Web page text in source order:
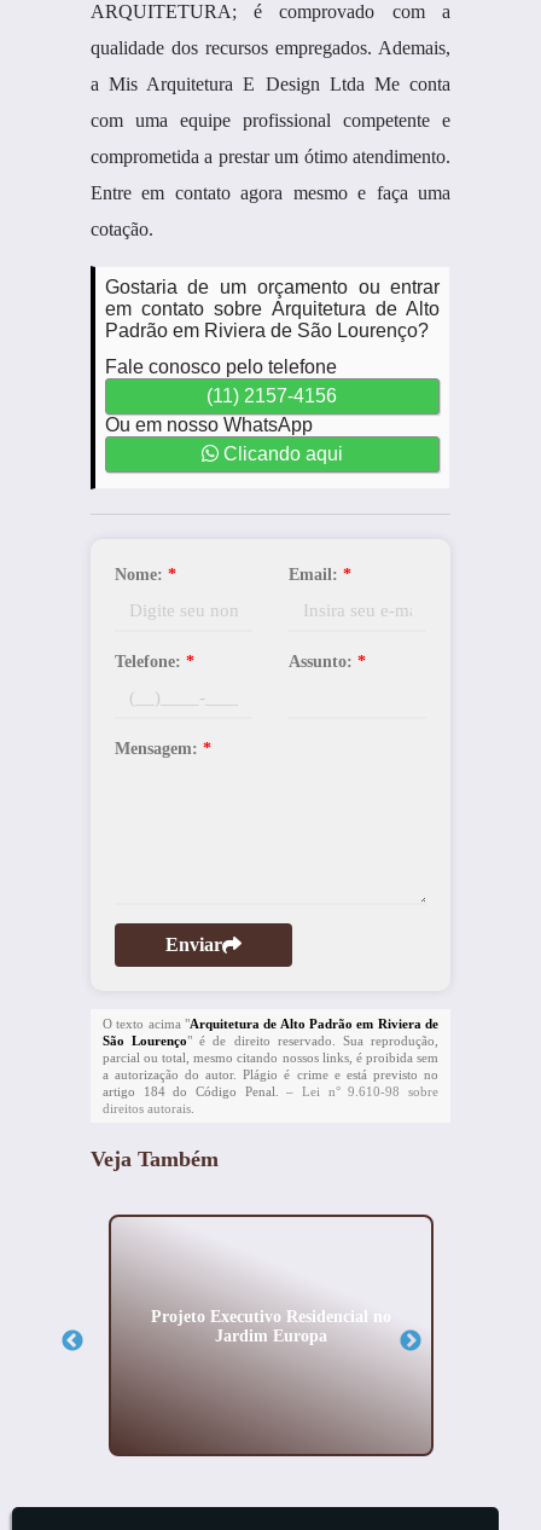
ARQUITETURA; é comprovado com a
qualidade dos recursos empregados. Ademais,
a Mis Arquitetura E Design Ltda Me conta
com uma equipe profissional competente e
comprometida a prestar um ótimo atendimento.
Entre em contato agora mesmo e faça uma
cotação.
Gostaria de um orçamento ou entrar
em contato sobre Arquitetura de Alto
Padrão em Riviera de São Lourenço?
Fale conosco pelo telefone
(11) 2157-4156
Ou em nosso WhatsApp
Clicando aqui
Nome: * Email: *
Telefone: * Assunto: *
Mensagem: *
Enviar
O texto acima "Arquitetura de Alto Padrão em Riviera de
São Lourenço" é de direito reservado. Sua reprodução,
parcial ou total, mesmo citando nossos links, é proibida sem
a autorização do autor. Plágio é crime e está previsto no
artigo 184 do Código Penal. –Lei n° 9.610-98 sobre
direitos autorais.
Veja Também
Projeto Executivo Residencial no
Jardim Europa